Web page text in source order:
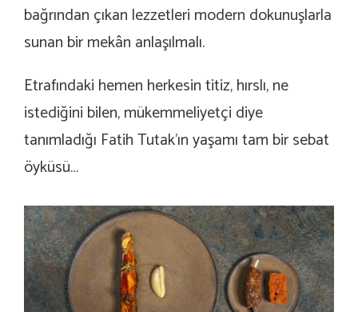
bağrından çıkan lezzetleri modern dokunuşlarla
sunan bir mekân anlaşılmalı.
Etrafındaki hemen herkesin titiz, hırslı, ne
istediğini bilen, mükemmeliyetçi diye
tanımladığı Fatih Tutak’ın yaşamı tam bir sebat
öyküsü…